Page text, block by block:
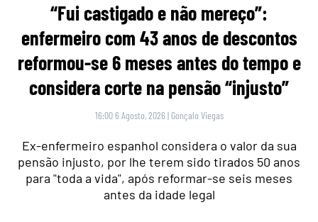
“Fui castigado e não mereço”:
enfermeiro com 43 anos de descontos
reformou-se 6 meses antes do tempo e
considera corte na pensão “injusto”
16:00 6 Agosto, 2026 | Gonçalo Viegas
Ex-enfermeiro espanhol considera o valor da sua
pensão injusto, por lhe terem sido tirados 50 anos
para "toda a vida", após reformar-se seis meses
antes da idade legal